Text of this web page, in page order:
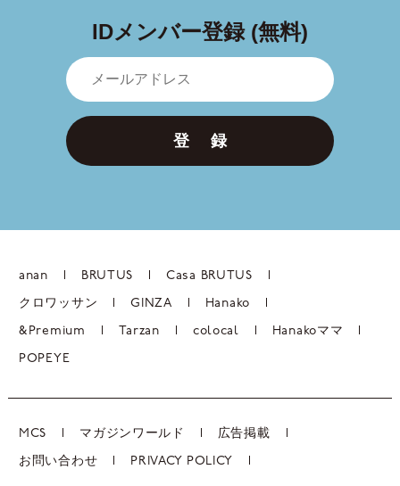
IDメンバー登録 (無料)
登 録
anan BRUTUS Casa BRUTUS
クロワッサン GINZA Hanako
&Premium Tarzan colocal Hanakoママ
POPEYE
MCS マガジンワールド 広告掲載
お問い合わせ PRIVACY POLICY